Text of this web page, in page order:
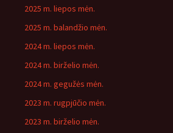
2025 m. liepos mėn.
2025 m. balandžio mėn.
2024 m. liepos mėn.
2024 m. birželio mėn.
2024 m. gegužės mėn.
2023 m. rugpjūčio mėn.
2023 m. birželio mėn.